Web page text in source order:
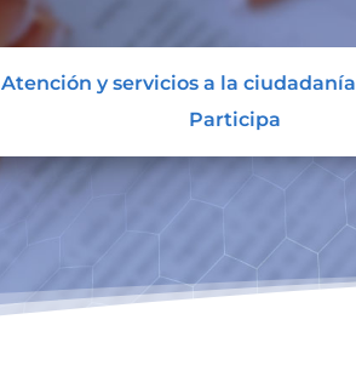
Atención y servicios a la ciudadanía
Participa